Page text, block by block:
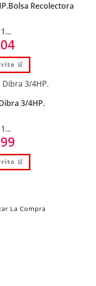
Recolectora
🛒
3/4HP.
🛒
La Compra